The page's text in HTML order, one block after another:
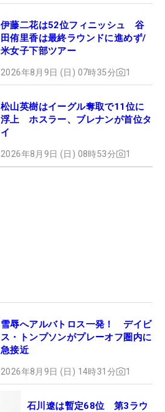
伊藤二花は52位フィニッシュ 谷
田侑里香は最終ラウンドに進めず/
米女子下部ツアー
2026年8月9日 (日) 07時35分 1
松山英樹はイーグル奪取で11位に
浮上 ホスラー、ブレナンが首位タ
イ
2026年8月9日 (日) 08時53分 1
雪辱へアルバトロス一発！ デイビ
ス・トンプソンがプレーオフ圏内に
急接近
2026年8月9日 (日) 14時31分 1
石川遼は暫定68位 第3ラウ